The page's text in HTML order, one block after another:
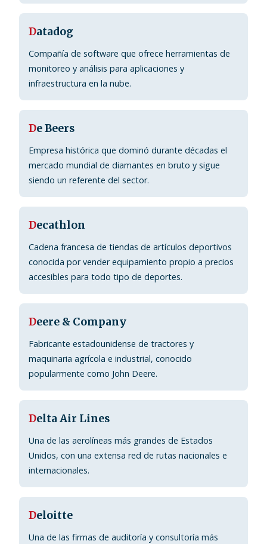
Datadog
Compañía de software que ofrece herramientas de
monitoreo y análisis para aplicaciones y
infraestructura en la nube.
De Beers
Empresa histórica que dominó durante décadas el
mercado mundial de diamantes en bruto y sigue
siendo un referente del sector.
Decathlon
Cadena francesa de tiendas de artículos deportivos
conocida por vender equipamiento propio a precios
accesibles para todo tipo de deportes.
Deere & Company
Fabricante estadounidense de tractores y
maquinaria agrícola e industrial, conocido
popularmente como John Deere.
Delta Air Lines
Una de las aerolíneas más grandes de Estados
Unidos, con una extensa red de rutas nacionales e
internacionales.
Deloitte
Una de las firmas de auditoría y consultoría más